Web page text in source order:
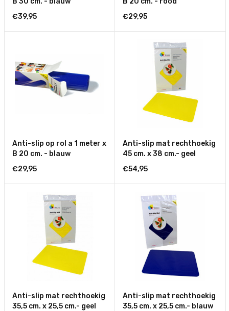
€39,95
€29,95
Anti-slip op rol a 1 meter x
B 20 cm. - blauw
€29,95
Anti-slip mat rechthoekig
45 cm. x 38 cm.- geel
€54,95
Anti-slip mat rechthoekig
35,5 cm. x 25,5 cm.- geel
Anti-slip mat rechthoekig
35,5 cm. x 25,5 cm.- blauw